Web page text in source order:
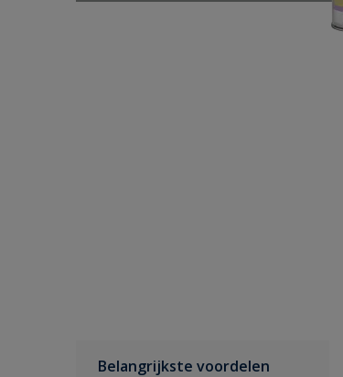
Belangrijkste voordelen